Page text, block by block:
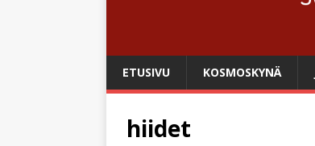
ETUSIVU KOSMOSKYNÄ
hiidet